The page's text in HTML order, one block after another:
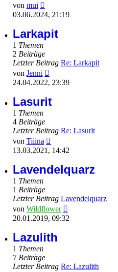
von mui
Beitrag
03.06.2024, 21:19
Larkapit
1 Themen
2 Beiträge
Letzter Beitrag Re: Larkapit
von Jenni
Beitrag
24.04.2022, 23:39
Lasurit
1 Themen
4 Beiträge
Letzter Beitrag Re: Lasurit
von Tiiina
Beitrag
13.03.2021, 14:42
Lavendelquarz
1 Themen
1 Beiträge
Letzter Beitrag Lavendelquarz
von Wildflower
Beitrag
20.01.2019, 09:32
Lazulith
1 Themen
7 Beiträge
Letzter Beitrag Re: Lazulith